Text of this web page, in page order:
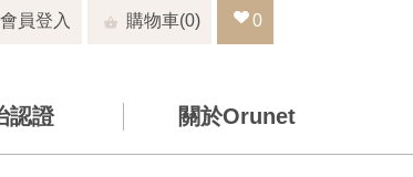
認證 關於Orunet
會員登入 0 0